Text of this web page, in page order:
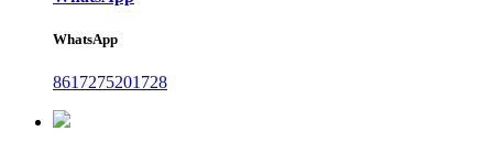
WhatsApp
8617275201728